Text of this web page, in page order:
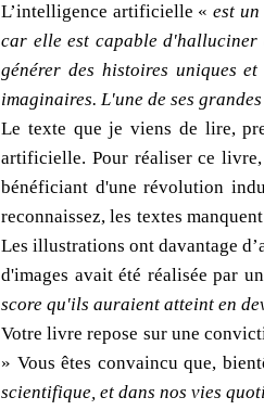
L’intelligence artificielle «est
car elle est capable d'halluciner
générer des histoires uniques
imaginaires. L'une de ses
Le texte que je viens de lire,
artificielle. Pour réaliser ce
bénéficiant d'une révolution
reconnaissez, les textes
Les illustrations ont davantage
d'images avait été réalisée par
score qu'ils auraient atteint en
Votre livre repose sur une
» Vous êtes convaincu que,
scientifique, et dans nos vies